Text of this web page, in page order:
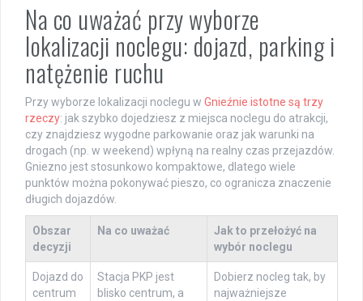
Na co uważać przy wyborze
lokalizacji noclegu: dojazd, parking i
natężenie ruchu
Przy wyborze lokalizacji noclegu w Gnieźnie istotne są trzy
rzeczy: jak szybko dojedziesz z miejsca noclegu do atrakcji,
czy znajdziesz wygodne parkowanie oraz jak warunki na
drogach (np. w weekend) wpłyną na realny czas przejazdów.
Gniezno jest stosunkowo kompaktowe, dlatego wiele
punktów można pokonywać pieszo, co ogranicza znaczenie
długich dojazdów.
Obszar
decyzji
Na co uważać
Jak to przełożyć na
wybór noclegu
Dojazd do
centrum
Stacja PKP jest
blisko centrum, a
Dobierz nocleg tak, by
najważniejsze